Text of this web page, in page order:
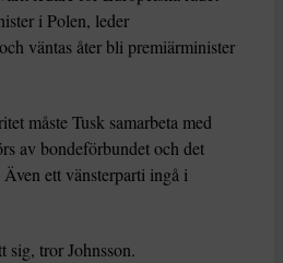
i Polen, leder
väntas åter bli premiärminister
måste Tusk samarbeta med
av bondeförbundet och det
ett vänsterparti ingå i
sig, tror Johnsson.